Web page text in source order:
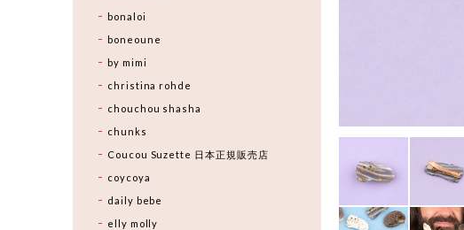
bonaloi
boneoune
by mimi
christina rohde
chouchou shasha
chunks
Coucou Suzette 日本正規販売店
coycoya
daily bebe
elly molly